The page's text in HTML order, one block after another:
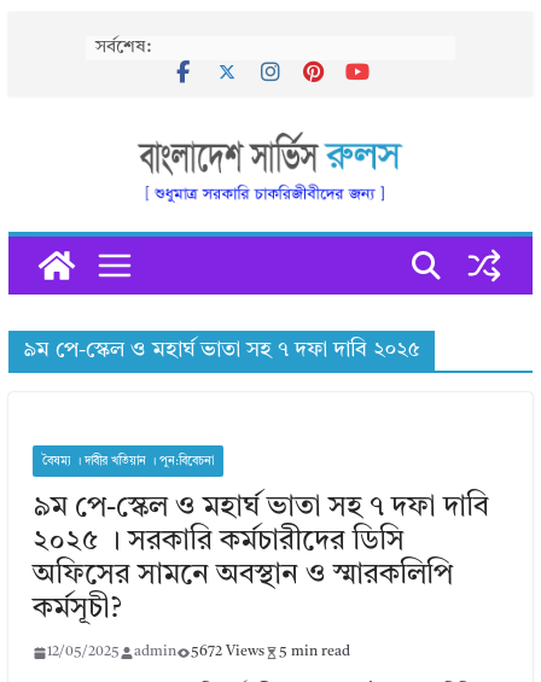
সর্বশেষ:
৯ম পে-স্কেল ও মহার্ঘ ভাতা সহ ৭ দফা দাবি ২০২৫
বৈষম্য । দাবীর খতিয়ান । পুন:বিবেচনা
৯ম পে-স্কেল ও মহার্ঘ ভাতা সহ ৭ দফা দাবি
২০২৫ । সরকারি কর্মচারীদের ডিসি
অফিসের সামনে অবস্থান ও স্মারকলিপি
কর্মসূচী?
12/05/2025 admin 5672 Views 5 min read